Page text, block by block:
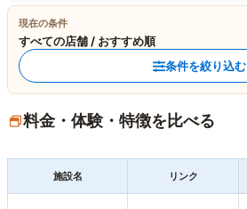
現在の条件
すべての店舗 / おすすめ順
条件を絞り込む
料金・体験・特徴を比べる
施設名 リンク